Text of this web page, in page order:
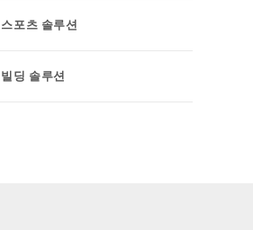
스포츠 솔루션
빌딩 솔루션